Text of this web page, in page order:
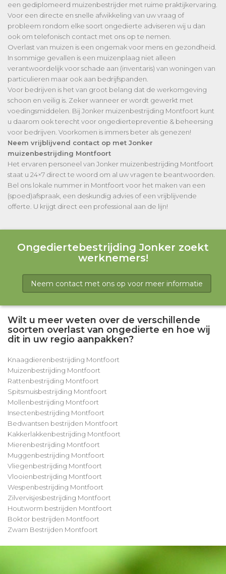
een gediplomeerd muizenbestrijder met ruime praktijkervaring.
Voor een directe en snelle afwikkeling van uw vraag of
probleem rondom elke soort ongedierte adviseren wij u dan
ook om telefonisch contact met ons op te nemen.
Overlast van muizen is een ongemak voor mens en gezondheid.
In sommige gevallen is een muizenplaag niet alleen
verantwoordelijk voor schade aan (inventaris) van woningen van
particulieren maar ook aan bedrijfspanden.
Voor bedrijven is het van groot belang dat de werkomgeving
schoon en veilig is. Zeker wanneer er wordt gewerkt met
voedingsmiddelen. Bij Jonker muizenbestrijding Montfoort kunt
u daarom ook terecht voor ongediertepreventie & beheersing
voor bedrijven. Voorkomen is immers beter als genezen!
Neem vrijblijvend contact op met Jonker
muizenbestrijding Montfoort
Het ervaren personeel van Jonker muizenbestrijding Montfoort
staat u 24×7 direct te woord om al uw vragen te beantwoorden.
Bel ons lokale nummer in Montfoort voor het maken van een
(spoed)afspraak, een deskundig advies of een vrijblijvende
offerte. U krijgt direct een professional aan de lijn!
Ongediertebestrijding Jonker zoekt
werknemers!
Neem contact met ons op voor meer informatie
Wilt u meer weten over de verschillende
soorten overlast van ongedierte en hoe wij
dit in uw regio aanpakken?
Knaagdierenbestrijding Montfoort
Muizenbestrijding Montfoort
Rattenbestrijding Montfoort
Spitsmuisbestrijding Montfoort
Mollenbestrijding Montfoort
Insectenbestrijding Montfoort
Bedwantsen bestrijden Montfoort
Kakkerlakkenbestrijding Montfoort
Mierenbestrijding Montfoort
Muggenbestrijding Montfoort
Vliegenbestrijding Montfoort
Vlooienbestrijding Montfoort
Wespenbestrijding Montfoort
Zilvervisjesbestrijding Montfoort
Houtworm bestrijden Montfoort
Boktor bestrijden Montfoort
Zwam Bestrijden Montfoort